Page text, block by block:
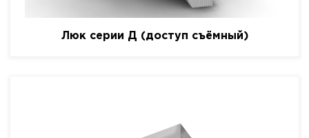
Люк серии Д (доступ съёмный)